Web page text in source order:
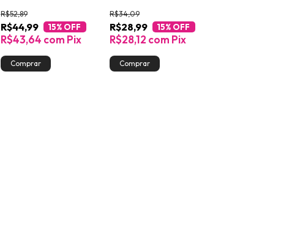
380ml
R$44,99
R$52,89
15% OFF
R$43,64 com Pix
200ml
R$28,99
R$34,09
15% OFF
R$28,12 com Pix